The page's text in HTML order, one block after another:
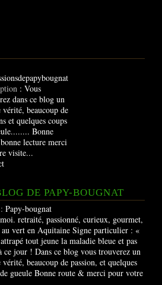
: Vous
dans ce blog un
vérité, beaucoup de
et quelques coups
Bonne
lecture merci
visite...
DE PAPY-BOUGNAT
Papy-bougnat